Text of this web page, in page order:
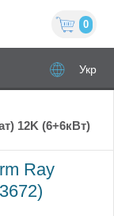
0
Укр
Ray